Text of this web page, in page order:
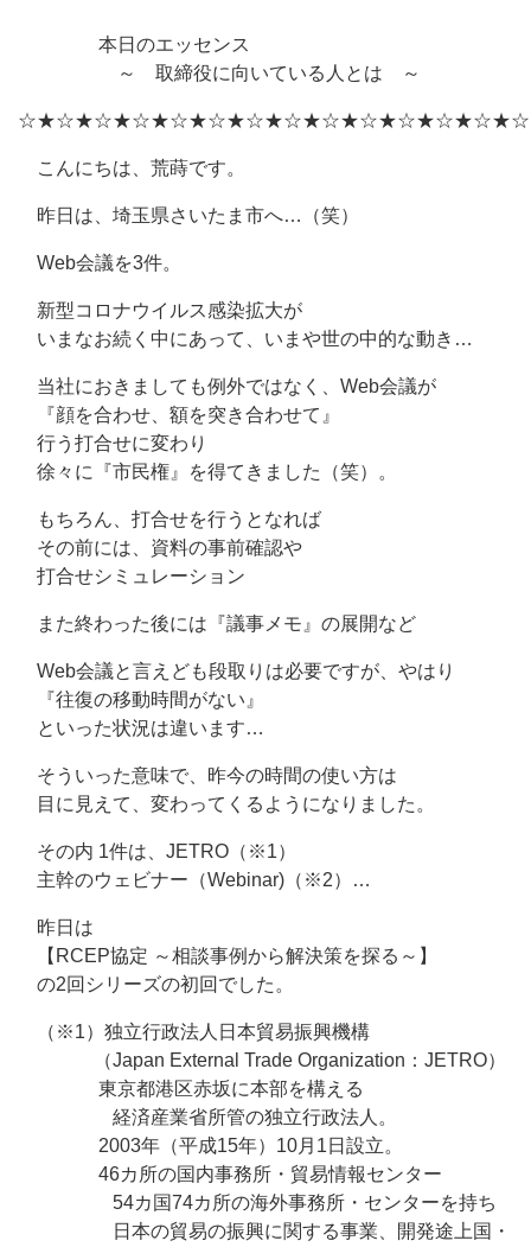
本日のエッセンス
～ 取締役に向いている人とは ～
こんにちは、荒蒔です。
昨日は、埼玉県さいたま市へ…（笑）
Web会議を3件。
新型コロナウイルス感染拡大が
いまなお続く中にあって、いまや世の中的な動き…
当社におきましても例外ではなく、Web会議が
『顔を合わせ、額を突き合わせて』
行う打合せに変わり
徐々に『市民権』を得てきました（笑）。
もちろん、打合せを行うとなれば
その前には、資料の事前確認や
打合せシミュレーション
また終わった後には『議事メモ』の展開など
Web会議と言えども段取りは必要ですが、やはり
『往復の移動時間がない』
といった状況は違います…
そういった意味で、昨今の時間の使い方は
目に見えて、変わってくるようになりました。
その内 1件は、JETRO（※1）
主幹のウェビナー（Webinar)（※2）…
昨日は
【RCEP協定 ～相談事例から解決策を探る～】
の2回シリーズの初回でした。
（※1）独立行政法人日本貿易振興機構
（Japan External Trade Organization：JETRO）
東京都港区赤坂に本部を構える
経済産業省所管の独立行政法人。
2003年（平成15年）10月1日設立。
46カ所の国内事務所・貿易情報センター
54カ国74カ所の海外事務所・センターを持ち
日本の貿易の振興に関する事業、開発途上国・